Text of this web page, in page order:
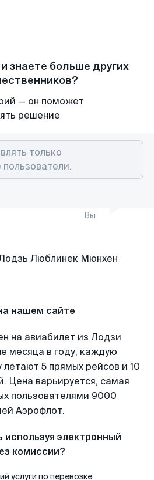
знаете больше других
— он поможет
решение
Вы
нашем сайте
на авиабилет из Лодзи
месяца в году, каждую
5 прямых рейсов и 10
Цена варьируется, самая
пользователями 9000
Аэрофлот.
электронный
комиссии?
услуги по перевозке